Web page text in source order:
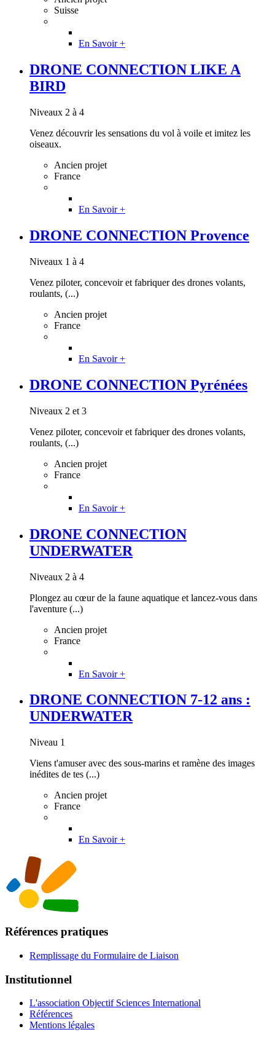
Suisse
En Savoir +
DRONE CONNECTION LIKE A
BIRD
Niveaux 2 à 4
Venez découvrir les sensations du vol à voile et imitez les
oiseaux.
Ancien projet
France
En Savoir +
DRONE CONNECTION Provence
Niveaux 1 à 4
Venez piloter, concevoir et fabriquer des drones volants,
roulants, (...)
Ancien projet
France
En Savoir +
DRONE CONNECTION Pyrénées
Niveaux 2 et 3
Venez piloter, concevoir et fabriquer des drones volants,
roulants, (...)
Ancien projet
France
En Savoir +
DRONE CONNECTION
UNDERWATER
Niveaux 2 à 4
Plongez au cœur de la faune aquatique et lancez-vous dans
l'aventure (...)
Ancien projet
France
En Savoir +
DRONE CONNECTION 7-12 ans :
UNDERWATER
Niveau 1
Viens t'amuser avec des sous-marins et ramène des images
inédites de tes (...)
Ancien projet
France
En Savoir +
Références pratiques
Remplissage du Formulaire de Liaison
Institutionnel
L'association Objectif Sciences International
Références
Mentions légales